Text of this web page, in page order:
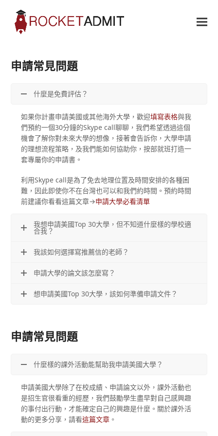
申請常見問題
什麼是免費評估？
如果你計畫申請美國或其他海外大學，歡迎填寫表格與我
們預約一個30分鐘的Skype call聊聊，我們希望透過這個
機會了解你對未來大學的想像，接著會告訴你，大學申請
的理想流程策略，及我們能如何協助你，按部就班打造一
套專屬你的申請書。
利用Skype call是為了免去地理位置及時間安排的各種困
難，因此即使你不在台灣也可以和我們約時間。預約時間
前建議你看看這篇文章→申請大學必看清單
我想申請美國Top 30大學，但不知道什麼樣的學校適
合我？
我該如何選擇寫推薦信的老師？
申請大學的論文該怎麼寫？
想申請美國Top 30大學，該如何準備申請文件？
申請常見問題
什麼樣的課外活動能幫助我申請美國大學？
申請美國大學除了在校成績、申請論文以外，課外活動也
是招生官很看重的經歷，我們鼓勵學生盡早對自己感興趣
的事付出行動，才能確定自己的興趣是什麼。關於課外活
動的更多分享，請看這篇文章 。